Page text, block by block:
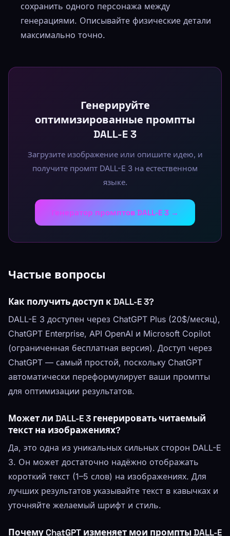
сохранить одного персонажа между
генерациями. Описывайте физические детали
максимально точно.
Генерируйте
оптимизированные промпты
DALL-E 3
Загрузите изображение или опишите идею, и
получите промпт DALL-E 3 на естественном
языке.
Генератор промптов DALL-E 3 →
Частые вопросы
Как получить доступ к DALL-E 3?
DALL-E 3 доступен через ChatGPT Plus (20$/месяц),
ChatGPT Enterprise, API OpenAI и Microsoft Copilot
(ограниченная бесплатная версия). Доступ через
ChatGPT — самый простой, поскольку ChatGPT
автоматически переформулирует ваши промпты
для оптимизации результатов.
Может ли DALL-E 3 генерировать читаемый
текст на изображениях?
Да, это одна из уникальных сильных сторон DALL-E
3. Он может достаточно надёжно отображать
короткий текст (1–5 слов) на изображениях. Для
лучших результатов указывайте текст в кавычках и
уточняйте желаемый шрифт и стиль.
Почему ChatGPT изменяет мои промпты DALL-E